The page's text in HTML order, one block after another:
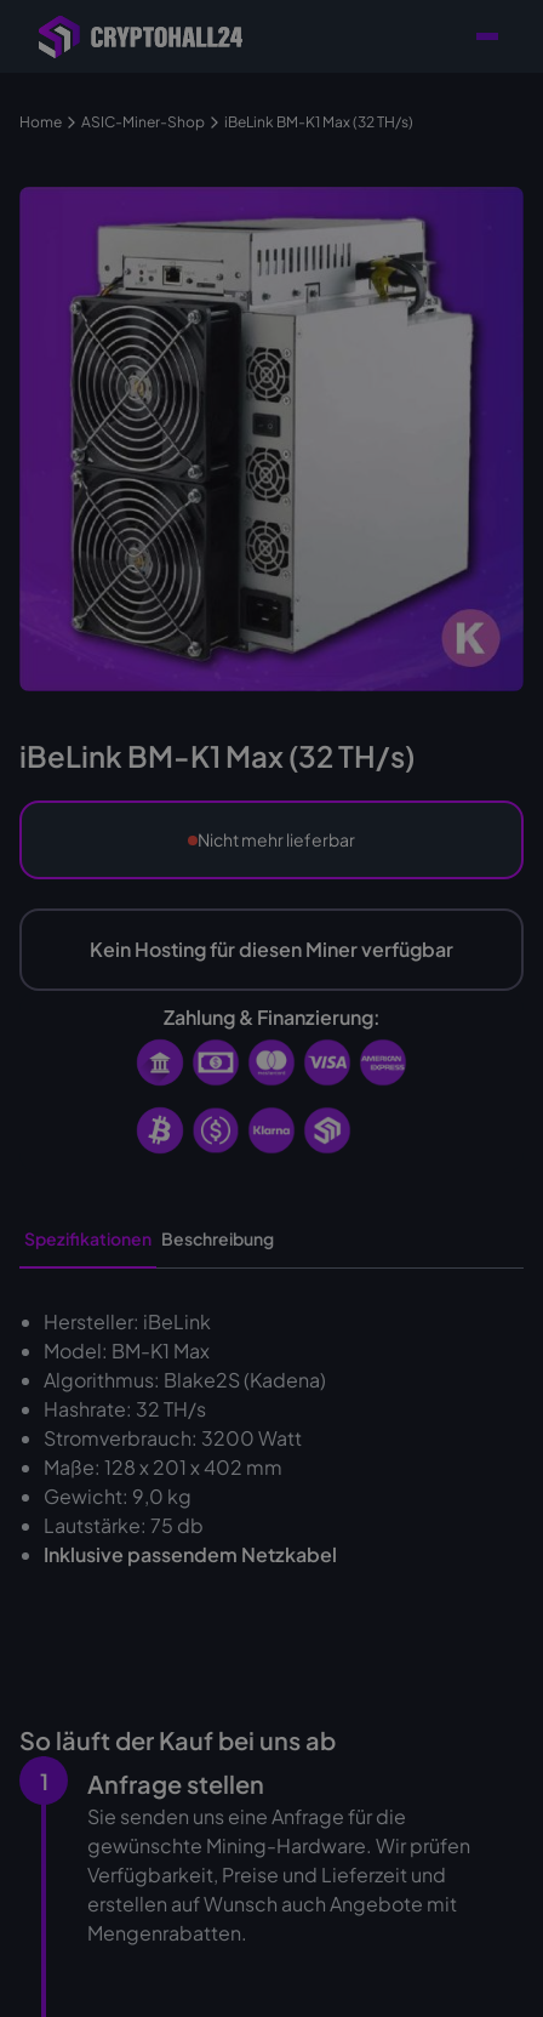
Händler mit Standort
in Deutschland
Ihr Mining-Projekt
Ansprechpartner
Home ASIC-Miner-Shop iBeLink BM-K1 Max (32 TH/s)
iBeLink BM-K1 Max (32 TH/s)
Nicht mehr lieferbar
Kein Hosting für diesen Miner verfügbar
Zahlung & Finanzierung:
Spezifikationen Beschreibung
Hersteller: iBeLink
Model: BM-K1 Max
Algorithmus: Blake2S (Kadena)
Hashrate: 32 TH/s
Stromverbrauch: 3200 Watt
Maße: 128 x 201 x 402 mm
Gewicht: 9,0 kg
Lautstärke: 75 db
Inklusive passendem Netzkabel
So läuft der Kauf bei uns ab
1 Anfrage stellen
Sie senden uns eine Anfrage für die
gewünschte Mining-Hardware. Wir prüfen
Verfügbarkeit, Preise und Lieferzeit und
erstellen auf Wunsch auch Angebote mit
Mengenrabatten.